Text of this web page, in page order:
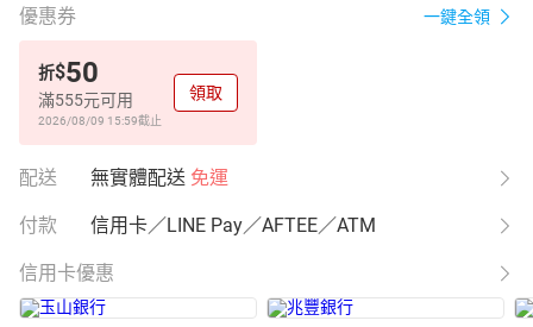
優惠券 一鍵全領
折$50
滿555元可用
2026/08/09 15:59截止
領取
配送 無實體配送 免運
付款 信用卡／LINE Pay／AFTEE／ATM
信用卡優惠